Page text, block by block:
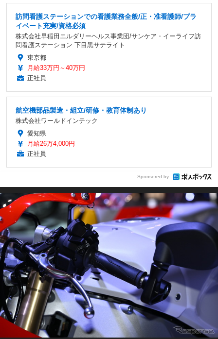
訪問看護ステーションでの看護業務全般/正・准看護師/プラ
イベート充実/資格必須
株式会社早稲田エルダリーヘルス事業団/サンケア・イーライフ訪
問看護ステーション 下目黒サテライト
東京都
月給33万円～40万円
正社員
航空機部品製造・組立/研修・教育体制あり
株式会社ワールドインテック
愛知県
月給26万4,000円
正社員
Sponsored by